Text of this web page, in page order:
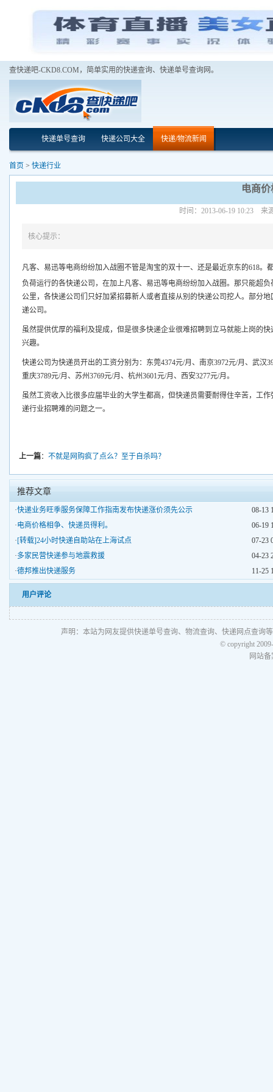
查快递吧-CKD8.COM，简单实用的快递查询、快递单号查询网。
快递单号查询 快递公司大全 快递/物流新闻
首页 > 快递行业
电商
时间：2013-06-19 10:23
核心提示：
凡客、易迅等电商纷纷加入战圈不管是淘宝的双十一、还是最近京东的618。
负荷运行的各快递公司，在加上凡客、易迅等电商纷纷加入战圈。那只能超
公里，各快递公司们只好加紧招募新人或者直接从别的快递公司挖人。部分
递公司。
虽然提供优厚的福利及提成，但是很多快递企业很难招聘到立马就能上岗的
兴趣。
快递公司为快递员开出的工资分别为：东莞4374元/月、南京3972元/月、武汉
重庆3789元/月、苏州3769元/月、杭州3601元/月、西安3277元/月。
虽然工资收入比很多应届毕业的大学生都高，但快递员需要耐得住辛苦，工
递行业招聘难的问题之一。
上一篇： 不就是网购疯了点么？至于自杀吗？
推荐文章
08-13
·快递业务旺季服务保障工作指南发布快递涨价须先公示
06-19
·电商价格相争、快递员得利。
07-23
·[转载]24小时快递自助站在上海试点
04-23
·多家民营快递参与地震救援
11-25
·德邦推出快递服务
用户评论
声明：本站为网友提供快递单号查询、物流查询、快递网点查询
© copyright
网站备